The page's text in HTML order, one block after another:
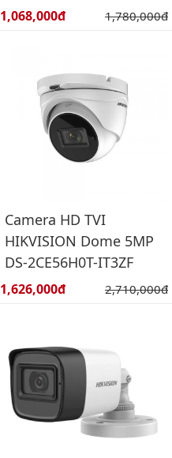
Giá bán:
1,068,000đ Giá gốc:
1,780,000đ
Camera HD TVI
HIKVISION Dome 5MP
DS-2CE56H0T-IT3ZF
Giá bán:
1,626,000đ Giá gốc:
2,710,000đ